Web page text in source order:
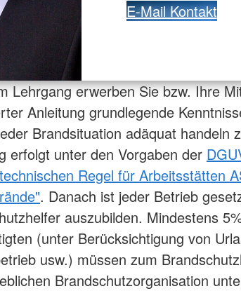
E-Mail Kontakt
Lehrgang erwerben Sie bzw. Ihre
Anleitung grundlegende
Brandsituation adäquat handeln
erfolgt unter den Vorgaben der
technischen Regel für Arbeitsstätten
. Danach ist jeder Betrieb
auszubilden. Mindestens
(unter Berücksichtigung von
usw.) müssen zum
Brandschutzorganisation